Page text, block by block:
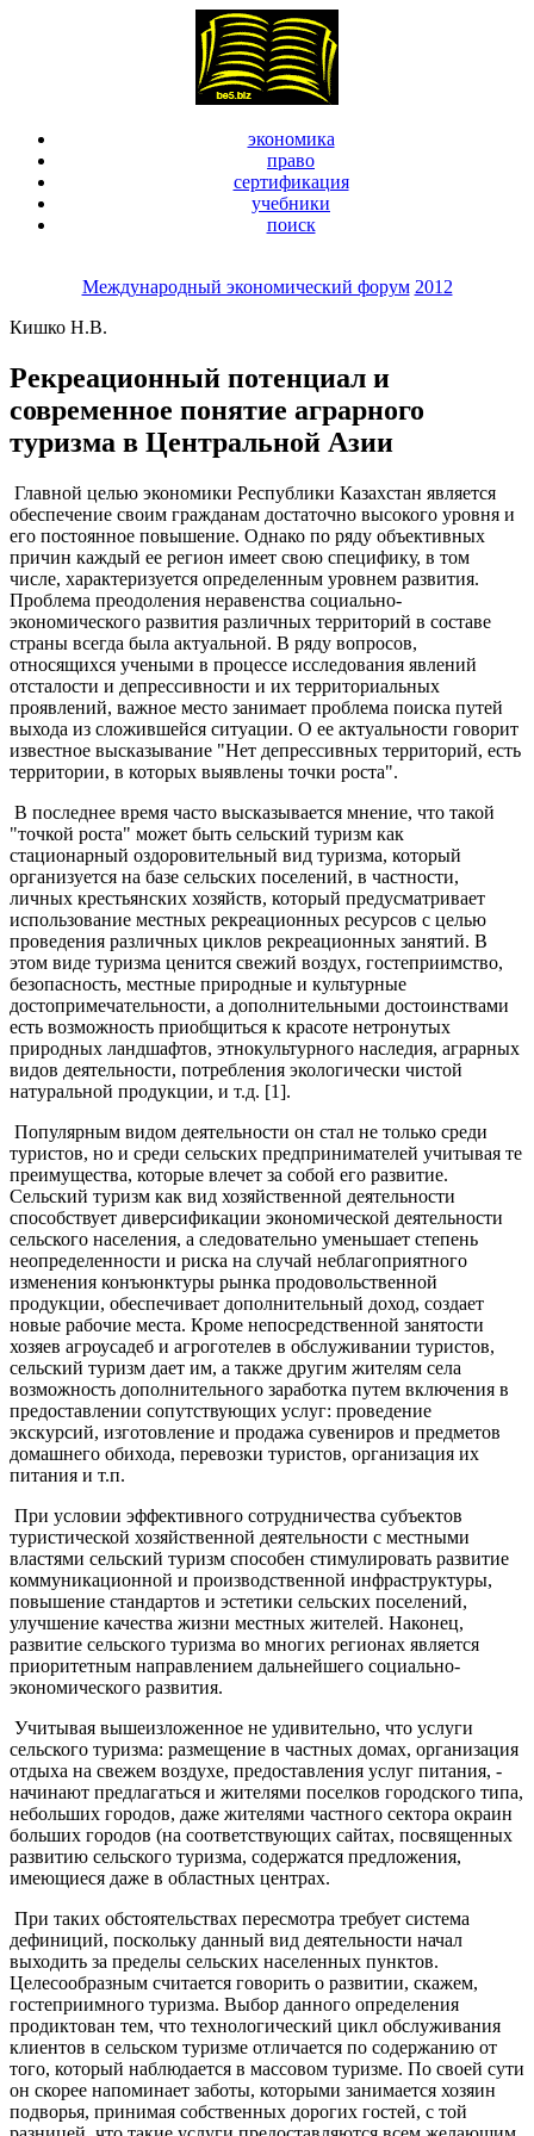
экономика
право
сертификация
учебники
поиск
Международный экономический форум 2012
Кишко Н.В.
Рекреационный потенциал и
современное понятие аграрного
туризма в Центральной Азии
Главной целью экономики Республики Казахстан является
обеспечение своим гражданам достаточно высокого уровня и
его постоянное повышение. Однако по ряду объективных
причин каждый ее регион имеет свою специфику, в том
числе, характеризуется определенным уровнем развития.
Проблема преодоления неравенства социально-
экономического развития различных территорий в составе
страны всегда была актуальной. В ряду вопросов,
относящихся учеными в процессе исследования явлений
отсталости и депрессивности и их территориальных
проявлений, важное место занимает проблема поиска путей
выхода из сложившейся ситуации. О ее актуальности говорит
известное высказывание "Нет депрессивных территорий, есть
территории, в которых выявлены точки роста".
В последнее время часто высказывается мнение, что такой
"точкой роста" может быть сельский туризм как
стационарный оздоровительный вид туризма, который
организуется на базе сельских поселений, в частности,
личных крестьянских хозяйств, который предусматривает
использование местных рекреационных ресурсов с целью
проведения различных циклов рекреационных занятий. В
этом виде туризма ценится свежий воздух, гостеприимство,
безопасность, местные природные и культурные
достопримечательности, а дополнительными достоинствами
есть возможность приобщиться к красоте нетронутых
природных ландшафтов, этнокультурного наследия, аграрных
видов деятельности, потребления экологически чистой
натуральной продукции, и т.д. [1].
Популярным видом деятельности он стал не только среди
туристов, но и среди сельских предпринимателей учитывая те
преимущества, которые влечет за собой его развитие.
Сельский туризм как вид хозяйственной деятельности
способствует диверсификации экономической деятельности
сельского населения, а следовательно уменьшает степень
неопределенности и риска на случай неблагоприятного
изменения конъюнктуры рынка продовольственной
продукции, обеспечивает дополнительный доход, создает
новые рабочие места. Кроме непосредственной занятости
хозяев агроусадеб и агроготелев в обслуживании туристов,
сельский туризм дает им, а также другим жителям села
возможность дополнительного заработка путем включения в
предоставлении сопутствующих услуг: проведение
экскурсий, изготовление и продажа сувениров и предметов
домашнего обихода, перевозки туристов, организация их
питания и т.п.
При условии эффективного сотрудничества субъектов
туристической хозяйственной деятельности с местными
властями сельский туризм способен стимулировать развитие
коммуникационной и производственной инфраструктуры,
повышение стандартов и эстетики сельских поселений,
улучшение качества жизни местных жителей. Наконец,
развитие сельского туризма во многих регионах является
приоритетным направлением дальнейшего социально-
экономического развития.
Учитывая вышеизложенное не удивительно, что услуги
сельского туризма: размещение в частных домах, организация
отдыха на свежем воздухе, предоставления услуг питания, -
начинают предлагаться и жителями поселков городского типа,
небольших городов, даже жителями частного сектора окраин
больших городов (на соответствующих сайтах, посвященных
развитию сельского туризма, содержатся предложения,
имеющиеся даже в областных центрах.
При таких обстоятельствах пересмотра требует система
дефиниций, поскольку данный вид деятельности начал
выходить за пределы сельских населенных пунктов.
Целесообразным считается говорить о развитии, скажем,
гостеприимного туризма. Выбор данного определения
продиктован тем, что технологический цикл обслуживания
клиентов в сельском туризме отличается по содержанию от
того, который наблюдается в массовом туризме. По своей сути
он скорее напоминает заботы, которыми занимается хозяин
подворья, принимая собственных дорогих гостей, с той